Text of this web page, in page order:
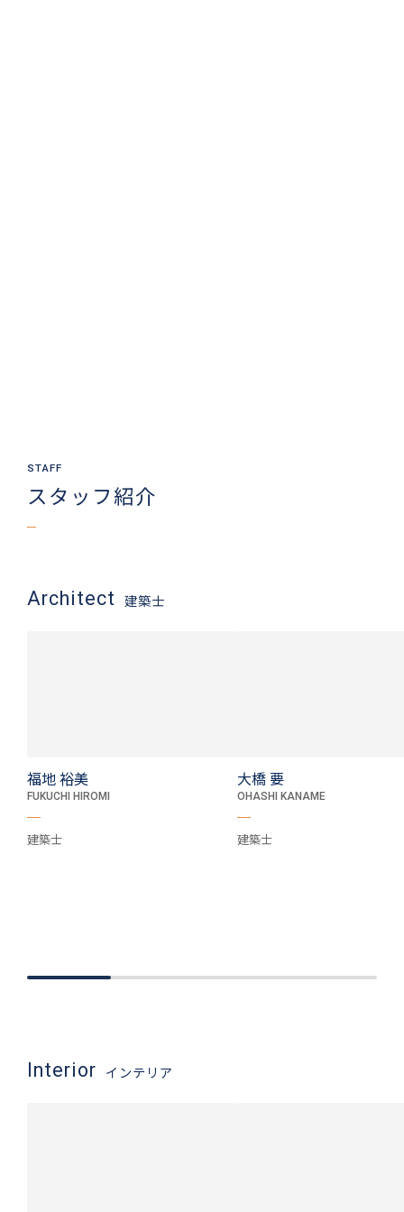
スタッフ紹介
Architect 建築士
福地 裕美
FUKUCHI HIROMI
建築士
大橋 要
OHASHI KANAME
建築士
Interior インテリア